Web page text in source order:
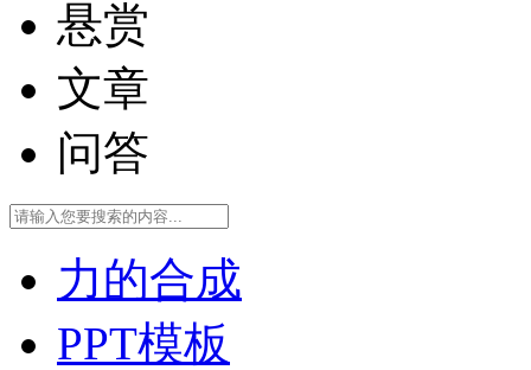
悬赏
文章
问答
力的合成
PPT模板